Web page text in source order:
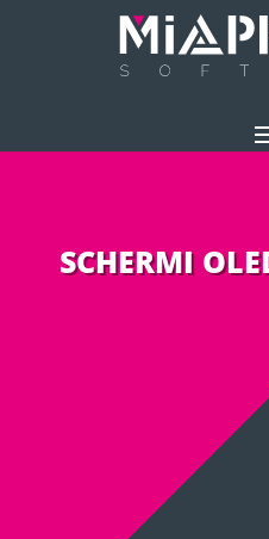
SCHERMI